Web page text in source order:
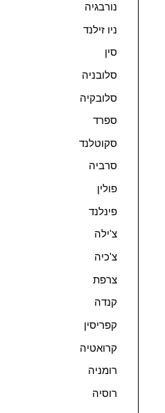
נורבגיה
ניו זילנד
סין
סלובניה
סלובקיה
ספרד
סקוטלנד
סרביה
פולין
פינלנד
צ'ילה
צ'כיה
צרפת
קנדה
קפריסין
קרואטיה
רומניה
רוסיה